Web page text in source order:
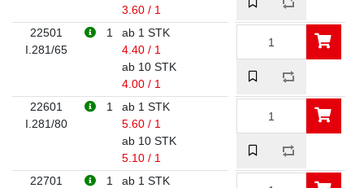
3.60 / 1
22501
I.281/65
1
ab 1 STK
4.40 / 1
ab 10 STK
4.00 / 1
22601
I.281/80
1
ab 1 STK
5.60 / 1
ab 10 STK
5.10 / 1
22701
1
ab 1 STK